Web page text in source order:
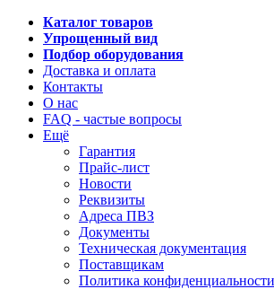
Каталог товаров
Упрощенный вид
Подбор оборудования
Доставка и оплата
Контакты
О нас
FAQ - частые вопросы
Ещё
Гарантия
Прайс-лист
Новости
Реквизиты
Адреса ПВЗ
Документы
Техническая документация
Поставщикам
Политика конфиденциальности